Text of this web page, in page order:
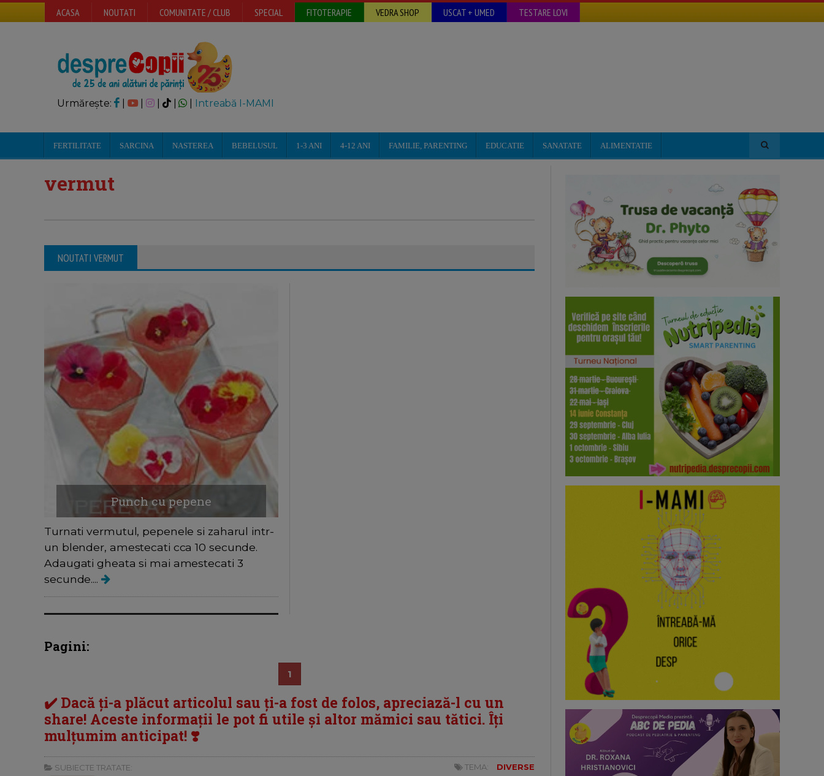
ACASA NOUTATI COMUNITATE / CLUB SPECIAL FITOTERAPIE VEDRA SHOP USCAT + UMED TESTARE LOVI
Urmărește: | | Intreabă I-MAMI
FERTILITATE SARCINA NASTEREA BEBELUSUL 1-3 ANI 4-12 ANI FAMILIE, PARENTING EDUCATIE SANATATE ALIMENTATIE
vermut
NOUTATI VERMUT
Punch cu pepene
Turnati vermutul, pepenele si zaharul intr-
un blender, amestecati cca 10 secunde.
Adaugati gheata si mai amestecati 3
secunde....
Pagini:
1
✔️ Dacă ți-a plăcut articolul sau ți-a fost de folos, apreciază-l cu un
share! Aceste informații le pot fi utile și altor mămici sau tătici. Îți
mulțumim anticipat! ❣️
SUBIECTE TRATATE: TEMA: DIVERSE